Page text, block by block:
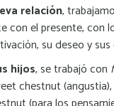
relación,
con el presente, con
su deseo y
hijos, se trabajó con
chestnut